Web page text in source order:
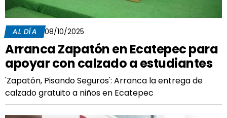
AL DÍA 08/10/2025
Arranca Zapatón en Ecatepec para
apoyar con calzado a estudiantes
'Zapatón, Pisando Seguros': Arranca la entrega de
calzado gratuito a niños en Ecatepec